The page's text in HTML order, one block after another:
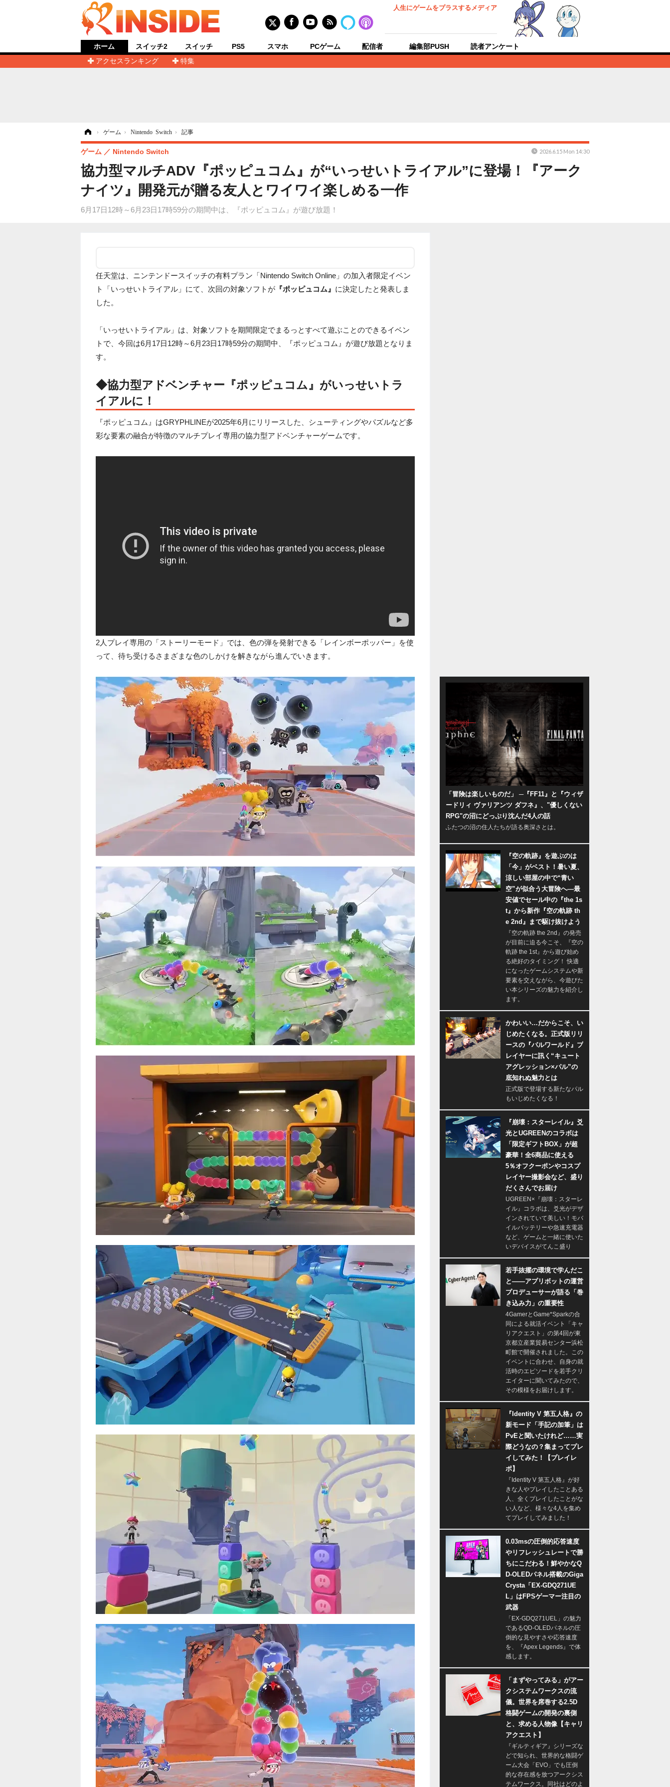
人生にゲームをプラスするメディア
ホーム
アクセスランキング
特集
スイッチ2 スイッチ PS5 スマホ PCゲーム 配信者 編集部PUSH 読者アンケート
› ゲーム › Nintendo Switch › 記事
協力型マルチADV『ポッピュコム』が“いっせいトライアル”に登場！『アーク
ナイツ』開発元が贈る友人とワイワイ楽しめる一作
6月17日12時～6月23日17時59分の期間中は、『ポッピュコム』が遊び放題！
ゲーム Nintendo Switch 2026.6.15 Mon 14:30
任天堂は、ニンテンドースイッチの有料プラン「Nintendo Switch Online」の加入者限定イベン
ト「いっせいトライアル」にて、次回の対象ソフトが 『ポッピュコム』 に決定したと発表しま
した。
「いっせいトライアル」は、対象ソフトを期間限定でまるっとすべて遊ぶことのできるイベン
トで、今回は6月17日12時～6月23日17時59分の期間中、『ポッピュコム』が遊び放題となりま
す。
◆協力型アドベンチャー『ポッピュコム』がいっせいトラ
イアルに！
『ポッピュコム』はGRYPHLINEが2025年6月にリリースした、シューティングやパズルなど多
彩な要素の融合が特徴のマルチプレイ専用の協力型アドベンチャーゲームです。
2人プレイ専用の「ストーリーモード」では、色の弾を発射できる「レインボーポッパー」を使
って、待ち受けるさまざまな色のしかけを解きながら進んでいきます。
「冒険は楽しいものだ」 ─『FF11』と『ウィザ
ードリィ ヴァリアンツ ダフネ』、"優しくない
RPG"の沼にどっぷり沈んだ4人の話
ふたつの沼の住人たちが語る奥深さとは。
『空の軌跡』を遊ぶのは
「今」がベスト！暑い夏、
涼しい部屋の中で“青い
空”が似合う大冒険へ―最
安値でセール中の『the 1s
t』から新作『空の軌跡 th
e 2nd』まで駆け抜けよう
『空の軌跡 the 2nd』の発売
が目前に迫る今こそ、『空の
軌跡 the 1st』から遊び始め
る絶好のタイミング！ 快適
になったゲームシステムや新
要素を交えながら、今遊びた
い本シリーズの魅力を紹介し
ます。
かわいい…だからこそ、い
じめたくなる。正式版リリ
ースの『パルワールド』プ
レイヤーに訊く“キュート
アグレッション×パル”の
底知れぬ魅力とは
正式版で登場する新たなパル
もいじめたくなる！
『崩壊：スターレイル』爻
光とUGREENのコラボは
「限定ギフトBOX」が超
豪華！全6商品に使える
5％オフクーポンやコスプ
レイヤー撮影会など、盛り
だくさんでお届け
UGREEN×『崩壊：スターレ
イル』コラボは、爻光がデザ
インされていて美しい！モバ
イルバッテリーや急速充電器
など、ゲームと一緒に使いた
いデバイスがてんこ盛り
若手抜擢の環境で学んだこ
と――アプリボットの運営
プロデューサーが語る「巻
き込み力」の重要性
4GamerとGame*Sparkの合
同による就活イベント「キャ
リアクエスト」の第4回が東
京都立産業貿易センター浜松
町館で開催されました。この
イベントに合わせ、自身の就
活時のエピソードを若手クリ
エイターに聞いてみたので、
その模様をお届けします。
『Identity V 第五人格』の
新モード「手記の加筆」は
PvEと聞いたけれど……実
際どうなの？集まってプレ
イしてみた！【プレイレ
ポ】
『Identity V 第五人格』が好
きな人やプレイしたことある
人、全くプレイしたことがな
い人など、様々な4人を集め
てプレイしてみました！
0.03msの圧倒的応答速度
やリフレッシュレートで勝
ちにこだわる！鮮やかなQ
D-OLEDパネル搭載のGiga
Crysta「EX-GDQ271UE
L」はFPSゲーマー注目の
武器
「EX-GDQ271UEL」の魅力
であるQD-OLEDパネルの圧
倒的な見やすさや応答速度
を、『Apex Legends』で体
感します。
「まずやってみる」がアー
クシステムワークスの流
儀。世界を席巻する2.5D
格闘ゲームの開発の裏側
と、求める人物像【キャリ
アクエスト】
『ギルティギア』シリーズな
どで知られ、世界的な格闘ゲ
ーム大会「EVO」でも圧倒
的な存在感を放つアークシス
テムワークス。同社はどのよ